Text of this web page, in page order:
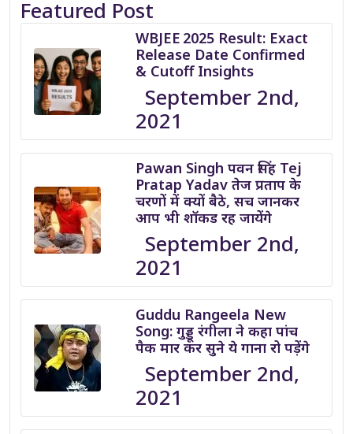
Featured Post
WBJEE 2025 Result: Exact
Release Date Confirmed
& Cutoff Insights
September 2nd,
2021
Pawan Singh पवन सिंह Tej
Pratap Yadav तेज प्रताप के
चरणों में क्यों बैठे, सच जानकर
आप भी शॉकड रह जायेंगे
September 2nd,
2021
Guddu Rangeela New
Song: गुड्डू रंगीला ने कहा पांच
पैक मार कर सुने ये गाना रो पड़ेंगे
September 2nd,
2021